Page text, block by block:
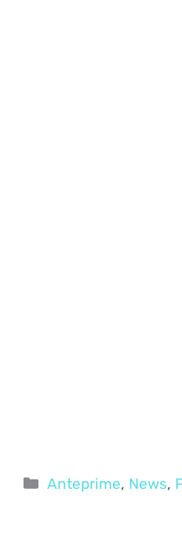
Categorie
Anteprime, News,